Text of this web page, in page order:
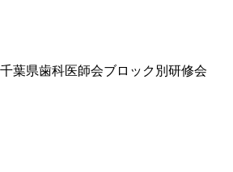
葉県歯科医師会ブロック別研修会